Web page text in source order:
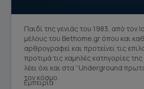
Παιδί της γενιάς του 1983, από τον
μέλους του Bethome.gr όπου και
αρθρογραφεί και προτείνει τις
προτιμά τις χαμηλές κατηγορίες της
λέει όχι και στα ‘’Underground
τον κόσμο.
Εμπειρία